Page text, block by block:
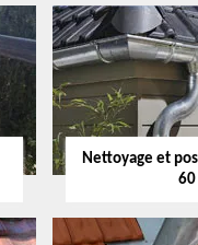
Nettoyage et
60